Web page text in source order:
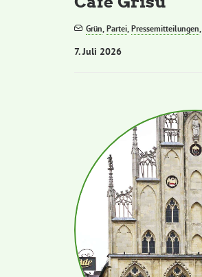
Grün,Partei,Pressemitteilungen,
7. Juli 2026